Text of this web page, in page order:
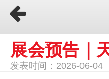
展会预告｜
发表时间：2026-06-04